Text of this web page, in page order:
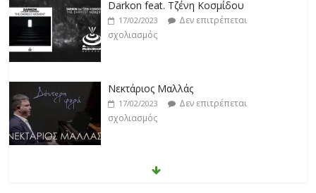
Νεκτάριος Μαλλάς
17/02/2023
Δεν επιτρέπεται
σχολιασμός
George P. Lemos feat. Ασπασία Λαιμού
17/02/2023
Δεν επιτρέπεται
σχολιασμός
Μάριος Δαρβίρας